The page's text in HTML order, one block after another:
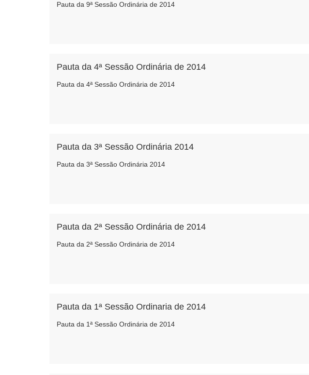
Pauta da 9ª Sessão Ordinária de 2014
Pauta da 4ª Sessão Ordinária de 2014
Pauta da 4ª Sessão Ordinária de 2014
Pauta da 3ª Sessão Ordinária 2014
Pauta da 3ª Sessão Ordinária 2014
Pauta da 2ª Sessão Ordinária de 2014
Pauta da 2ª Sessão Ordinária de 2014
Pauta da 1ª Sessão Ordinaria de 2014
Pauta da 1ª Sessão Ordinária de 2014